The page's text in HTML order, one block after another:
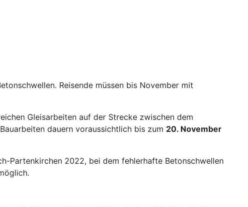
Reisende müssen bis November mit
Gleisarbeiten auf der Strecke zwischen dem
dauern voraussichtlich bis zum 20. November
Partenkirchen 2022, bei dem fehlerhafte Betonschwellen